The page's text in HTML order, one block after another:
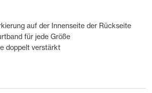
auf der Innenseite der Rückseite
für jede Größe
doppelt verstärkt